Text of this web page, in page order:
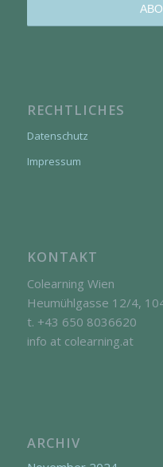
RECHTLICHES
Datenschutz
Impressum
KONTAKT
Colearning Wien
Heumühlgasse 12/4,
t. +43 650 8036620
info at colearning.at
ARCHIV